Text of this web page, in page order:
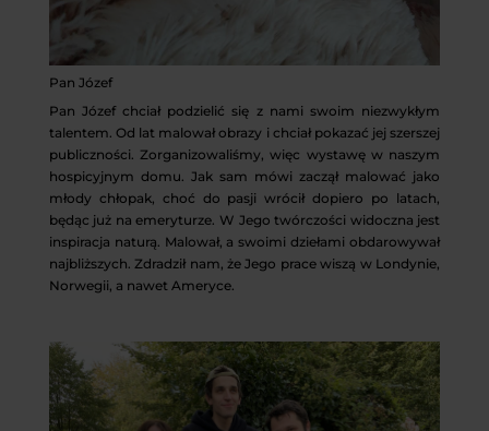
Pan Józef
Pan Józef chciał podzielić się z nami swoim niezwykłym
talentem. Od lat malował obrazy i chciał pokazać jej szerszej
publiczności. Zorganizowaliśmy, więc wystawę w naszym
hospicyjnym domu. Jak sam mówi zaczął malować jako
młody chłopak, choć do pasji wrócił dopiero po latach,
będąc już na emeryturze. W Jego twórczości widoczna jest
inspiracja naturą. Malował, a swoimi dziełami obdarowywał
najbliższych. Zdradził nam, że Jego prace wiszą w Londynie,
Norwegii, a nawet Ameryce.